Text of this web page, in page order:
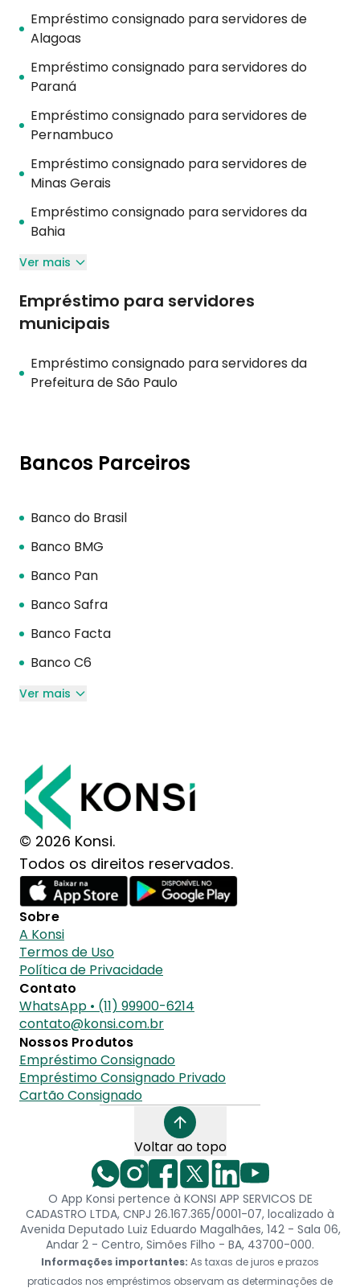
Empréstimo consignado para servidores de
Alagoas
Empréstimo consignado para servidores do
Paraná
Empréstimo consignado para servidores de
Pernambuco
Empréstimo consignado para servidores de
Minas Gerais
Empréstimo consignado para servidores da
Bahia
Ver mais
Empréstimo para servidores
municipais
Empréstimo consignado para servidores da
Prefeitura de São Paulo
Bancos Parceiros
Banco do Brasil
Banco BMG
Banco Pan
Banco Safra
Banco Facta
Banco C6
Ver mais
© 2026 Konsi.
Todos os direitos reservados.
Sobre
A Konsi
Termos de Uso
Política de Privacidade
Contato
WhatsApp • (11) 99900-6214
contato@konsi.com.br
Nossos Produtos
Empréstimo Consignado
Empréstimo Consignado Privado
Cartão Consignado
Voltar ao topo
O App Konsi pertence à KONSI APP SERVICOS DE
CADASTRO LTDA, CNPJ 26.167.365/0001-07, localizado à
Avenida Deputado Luiz Eduardo Magalhães, 142 - Sala 06,
Andar 2 - Centro, Simões Filho - BA, 43700-000.
Informações importantes: As taxas de juros e prazos
praticados nos empréstimos observam as determinações de